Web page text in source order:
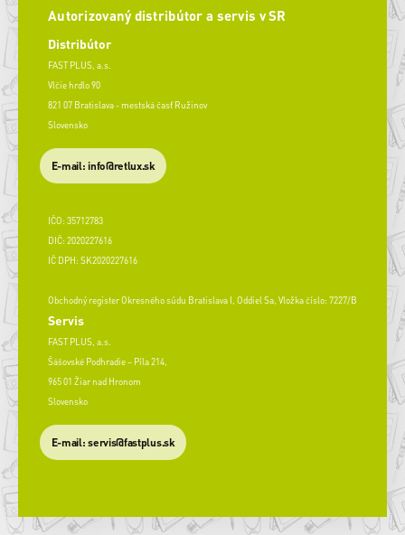
Autorizovaný distribútor a servis v SR
Distribútor
FAST PLUS, a.s.
Vlčie hrdlo 90
821 07 Bratislava - mestská časť Ružinov
Slovensko
E-mail: info@retlux.sk
IČO: 35712783
DIČ: 2020227616
IČ DPH: SK2020227616
Obchodný register Okresného súdu Bratislava I, Oddiel Sa, Vložka číslo: 7227/B
Servis
FAST PLUS, a.s.
Šášovské Podhradie – Píla 214,
965 01 Žiar nad Hronom
Slovensko
​E-mail: servis@fastplus.sk